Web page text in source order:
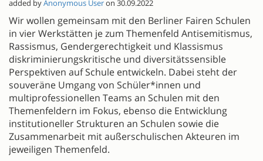
added byAnonymous Useron 30.09.2022
Wir wollen gemeinsam mit den Berliner Fairen Schulen
in vier Werkstätten je zum Themenfeld Antisemitismus,
Rassismus, Gendergerechtigkeit und Klassismus
diskriminierungskritische und diversitätssensible
Perspektiven auf Schule entwickeln. Dabei steht der
souveräne Umgang von Schüler*innen und
multiprofessionellen Teams an Schulen mit den
Themenfeldern im Fokus, ebenso die Entwicklung
institutioneller Strukturen an Schulen sowie die
Zusammenarbeit mit außerschulischen Akteuren im
jeweiligen Themenfeld.